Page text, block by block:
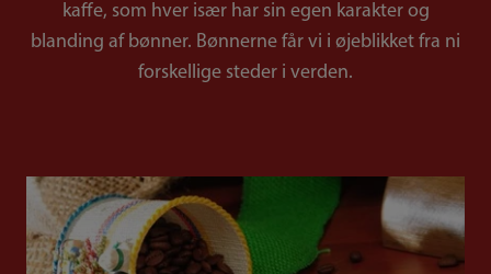
kaffe, som hver især har sin egen karakter og
blanding af bønner. Bønnerne får vi i øjeblikket fra ni
forskellige steder i verden.